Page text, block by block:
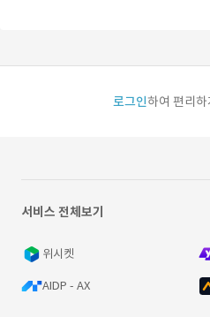
로그인하여 편리
서비스 전체보기
위시켓
AIDP - AX